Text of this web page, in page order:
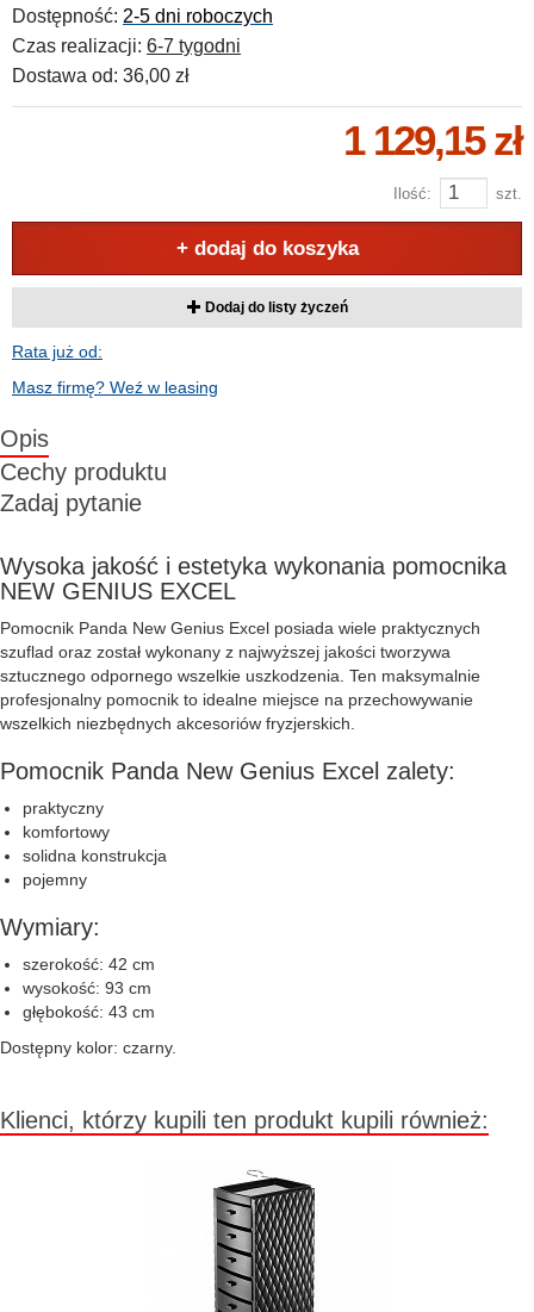
Dostępność: 2-5 dni roboczych
Czas realizacji: 6-7 tygodni
Dostawa od: 36,00 zł
1 129,15 zł
Ilość: szt.
+ dodaj do koszyka
Dodaj do listy życzeń
Rata już od:
Masz firmę? Weź w leasing
Opis
Cechy produktu
Zadaj pytanie
Wysoka jakość i estetyka wykonania pomocnika
NEW GENIUS EXCEL
Pomocnik Panda New Genius Excel posiada wiele praktycznych
szuflad oraz został wykonany z najwyższej jakości tworzywa
sztucznego odpornego wszelkie uszkodzenia. Ten maksymalnie
profesjonalny pomocnik to idealne miejsce na przechowywanie
wszelkich niezbędnych akcesoriów fryzjerskich.
Pomocnik Panda New Genius Excel zalety:
praktyczny
komfortowy
solidna konstrukcja
pojemny
Wymiary:
szerokość: 42 cm
wysokość: 93 cm
głębokość: 43 cm
Dostępny kolor: czarny.
Klienci, którzy kupili ten produkt kupili również: